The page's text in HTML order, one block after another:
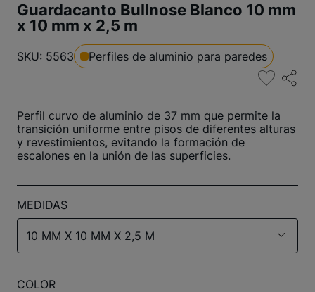
Guardacanto Bullnose Blanco 10 mm
x 10 mm x 2,5 m
SKU: 5563 Perfiles de aluminio para paredes
Perfil curvo de aluminio de 37 mm que permite la
transición uniforme entre pisos de diferentes alturas
y revestimientos, evitando la formación de
escalones en la unión de las superficies.
MEDIDAS
10 MM X 10 MM X 2,5 M
COLOR